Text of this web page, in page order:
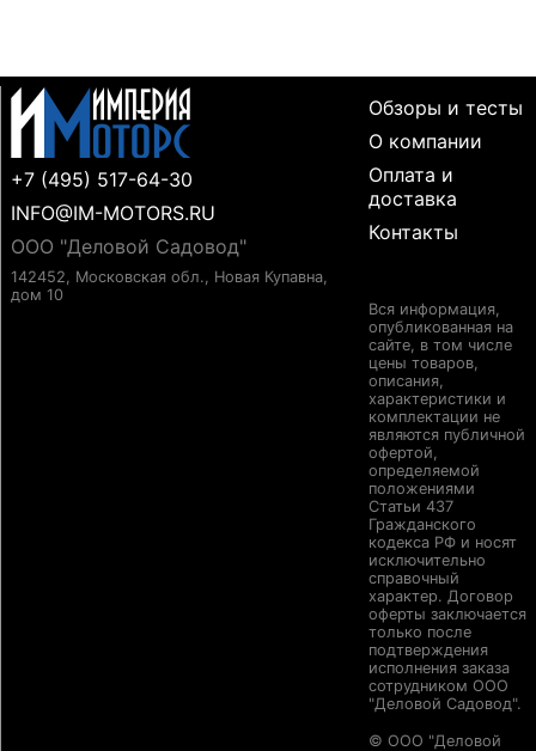
+7 (495) 517-64-30
INFO@IM-MOTORS.RU
ООО "Деловой Садовод"
142452, Московская обл., Новая Купавна,
дом 10
Обзоры и тесты
О компании
Оплата и
доставка
Контакты
Вся информация,
опубликованная на
сайте, в том числе
цены товаров,
описания,
характеристики и
комплектации не
являются публичной
офертой,
определяемой
положениями
Статьи 437
Гражданского
кодекса РФ и носят
исключительно
справочный
характер. Договор
оферты заключается
только после
подтверждения
исполнения заказа
сотрудником ООО
"Деловой Садовод".
© ООО "Деловой